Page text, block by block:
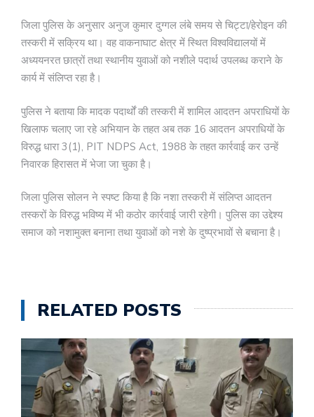
जिला पुलिस के अनुसार अनुज कुमार दुग्गल लंबे समय से चिट्टा/हेरोइन की
तस्करी में सक्रिय था। वह वाकनाघाट क्षेत्र में स्थित विश्वविद्यालयों में
अध्ययनरत छात्रों तथा स्थानीय युवाओं को नशीले पदार्थ उपलब्ध कराने के
कार्य में संलिप्त रहा है।
पुलिस ने बताया कि मादक पदार्थों की तस्करी में शामिल आदतन अपराधियों के
खिलाफ चलाए जा रहे अभियान के तहत अब तक 16 आदतन अपराधियों के
विरुद्ध धारा 3(1), PIT NDPS Act, 1988 के तहत कार्रवाई कर उन्हें
निवारक हिरासत में भेजा जा चुका है।
जिला पुलिस सोलन ने स्पष्ट किया है कि नशा तस्करी में संलिप्त आदतन
तस्करों के विरुद्ध भविष्य में भी कठोर कार्रवाई जारी रहेगी। पुलिस का उद्देश्य
समाज को नशामुक्त बनाना तथा युवाओं को नशे के दुष्प्रभावों से बचाना है।
RELATED POSTS